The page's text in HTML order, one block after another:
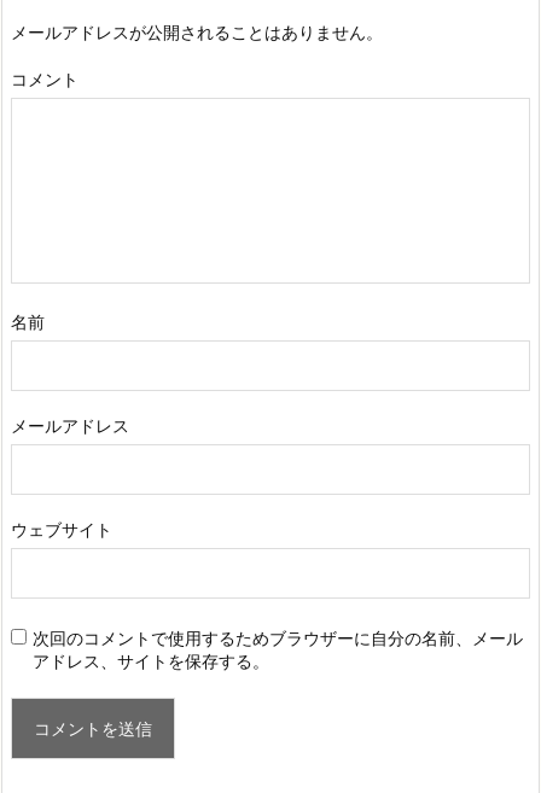
メールアドレスが公開されることはありません。
コメント
名前
メールアドレス
ウェブサイト
次回のコメントで使用するためブラウザーに自分の名前、メール
アドレス、サイトを保存する。